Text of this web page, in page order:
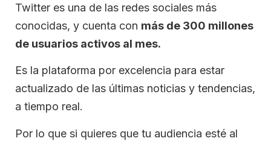
Twitter es una de las redes sociales más
conocidas, y cuenta con más de 300 millones
de usuarios activos al mes.
Es la plataforma por excelencia para estar
actualizado de las últimas noticias y tendencias,
a tiempo real.
Por lo que si quieres que tu audiencia esté al